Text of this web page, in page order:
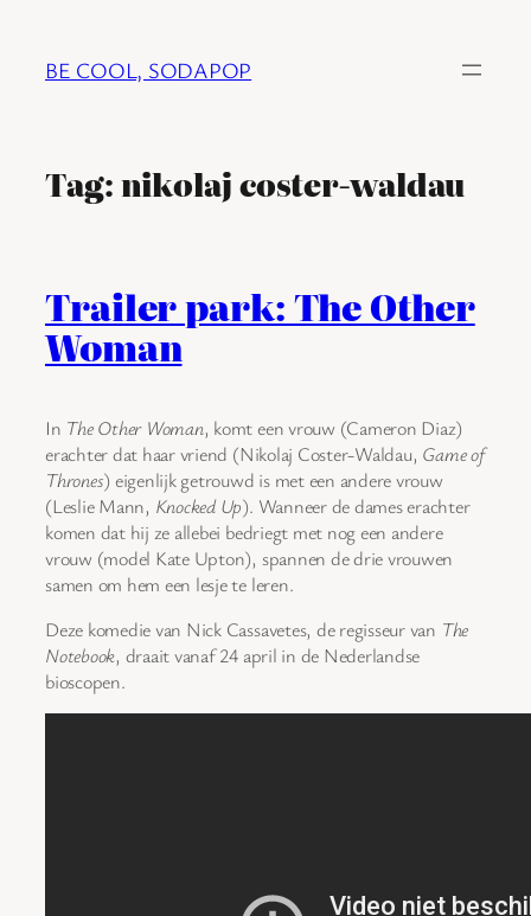
BE COOL, SODAPOP
Tag:nikolaj coster-waldau
Trailer park: The Other
Woman
In The Other Woman, komt een vrouw (Cameron Diaz)
erachter dat haar vriend (Nikolaj Coster-Waldau, Game of
Thrones) eigenlijk getrouwd is met een andere vrouw
(Leslie Mann, Knocked Up). Wanneer de dames erachter
komen dat hij ze allebei bedriegt met nog een andere
vrouw (model Kate Upton), spannen de drie vrouwen
samen om hem een lesje te leren.
Deze komedie van Nick Cassavetes, de regisseur van The
Notebook, draait vanaf 24 april in de Nederlandse
bioscopen.